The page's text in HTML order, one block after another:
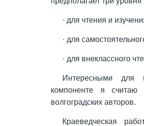
· для чтения и
· для
· для внеклассного
Интересными для
компоненте я
волгоградских авторов.
Краеведческая